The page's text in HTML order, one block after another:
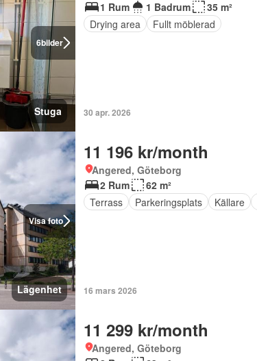
6bilder
Stuga
1 Rum
1 Badrum
35 m²
Drying area
Fullt möblerad
30 apr. 2026
Visa foto
Lägenhet
11 196 kr/month
Angered, Göteborg
2 Rum
62 m²
Terrass
Parkeringsplats Källare
16 mars 2026
11 299 kr/month
Angered, Göteborg